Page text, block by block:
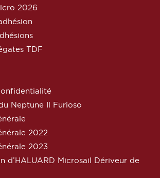
2026
TDF
Neptune Il Furioso
2022
2023
d’HALUARD Microsail Dériveur de